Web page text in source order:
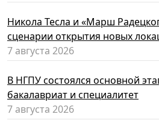
Никола Тесла и «Марш
сценарии открытия новых
7 августа 2026
В НГПУ состоялся основной
бакалавриат и специалитет
7 августа 2026